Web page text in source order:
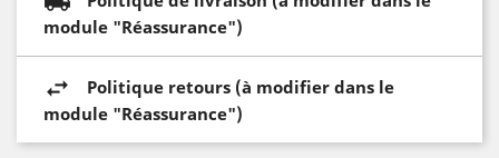
module "Réassurance")
Politique retours (à modifier dans le
module "Réassurance")